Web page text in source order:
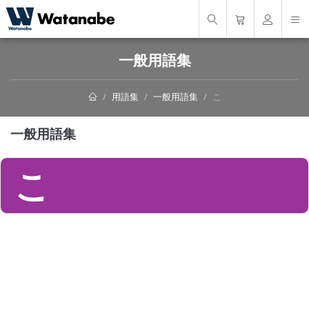
一般用語集
用語集 一般用語集 こ
一般用語集
こ